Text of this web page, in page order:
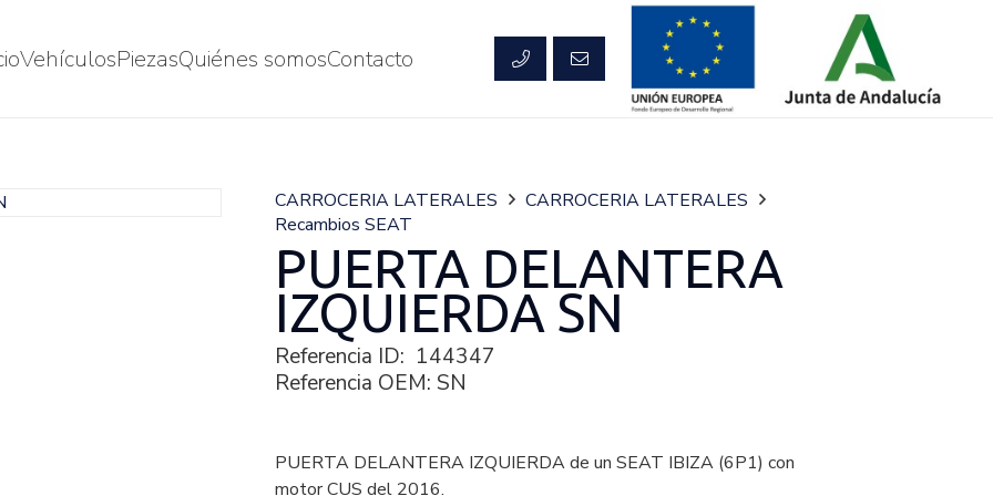
VehículosPiezasQuiénes somosContacto
CARROCERIA LATERALES
CARROCERIA LATERALES
Recambios SEAT
PUERTA DELANTERA
IZQUIERDA SN
Referencia ID: 144347
Referencia OEM: SN
PUERTA DELANTERA IZQUIERDA de un SEAT IBIZA (6P1) con
motor CUS del 2016.